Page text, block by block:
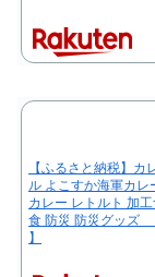
【ふるさと納税】カ
ル よこすか海軍カレ
カレー レトルト 加
食 防災 防災グッズ
】